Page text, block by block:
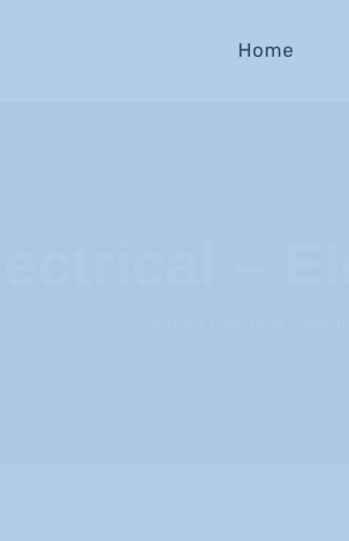
Home